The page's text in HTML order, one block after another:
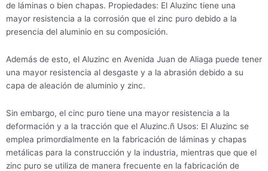
de láminas o bien chapas. Propiedades: El Aluzinc tiene una
mayor resistencia a la corrosión que el zinc puro debido a la
presencia del aluminio en su composición.
Además de esto, el Aluzinc en Avenida Juan de Aliaga puede tener
una mayor resistencia al desgaste y a la abrasión debido a su
capa de aleación de aluminio y zinc.
Sin embargo, el cinc puro tiene una mayor resistencia a la
deformación y a la tracción que el Aluzinc.ñ Usos: El Aluzinc se
emplea primordialmente en la fabricación de láminas y chapas
metálicas para la construcción y la industria, mientras que que el
zinc puro se utiliza de manera frecuente en la fabricación de